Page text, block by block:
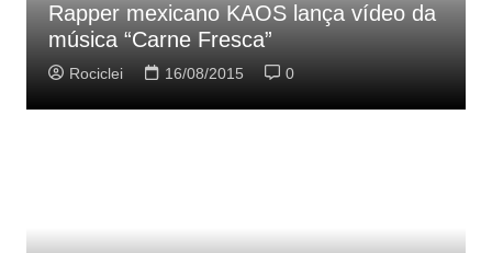
Rapper mexicano KAOS lança vídeo da
música “Carne Fresca”
Rociclei 16/08/2015 0